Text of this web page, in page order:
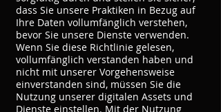
dass Sie unsere Praktiken in Bezug auf
Ihre Daten vollumfänglich verstehen,
bevor Sie unsere Dienste verwenden.
Wenn Sie diese Richtlinie gelesen,
vollumfänglich verstanden haben und
nicht mit unserer Vorgehensweise
einverstanden sind, müssen Sie die
Nutzung unserer digitalen Assets und
Dienste einstellen. Mit der Nutzung